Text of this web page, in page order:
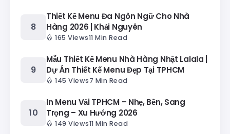
Thiết Kế Menu Đa Ngôn Ngữ Cho Nhà
Hàng 2026 | Khải Nguyên
165 Views11 Min Read
Mẫu Thiết Kế Menu Nhà Hàng Nhật Lalala |
Dự Án Thiết Kế Menu Đẹp Tại TPHCM
145 Views7 Min Read
In Menu Vải TPHCM – Nhẹ, Bền, Sang
Trọng – Xu Hướng 2026
149 Views11 Min Read